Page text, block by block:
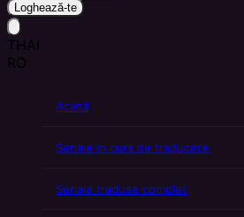
Loghează-te
THAI
RO
Acasă
Seriale în curs de traducere
Seriale traduse complet